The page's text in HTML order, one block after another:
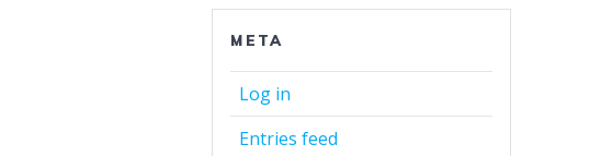
META
Log in
Entries feed